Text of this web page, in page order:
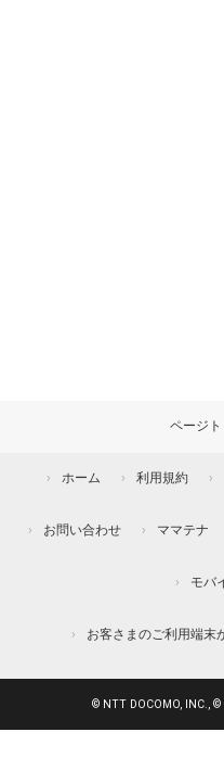
ページ
ホーム 利用規約
お問い合わせ ママテナ
モバ
お客さまのご利用端末
© NTT DOCOMO, INC.,